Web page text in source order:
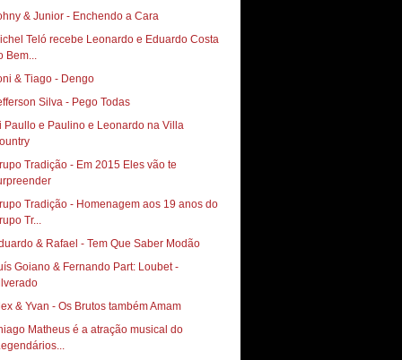
& Junior - Enchendo a Cara
Teló recebe Leonardo e Eduardo Costa
Bem...
& Tiago - Dengo
Silva - Pego Todas
Paullo e Paulino e Leonardo na Villa
Tradição - Em 2015 Eles vão te
Tradição - Homenagem aos 19 anos do
Tr...
& Rafael - Tem Que Saber Modão
Goiano & Fernando Part: Loubet -
& Yvan - Os Brutos também Amam
Matheus é a atração musical do